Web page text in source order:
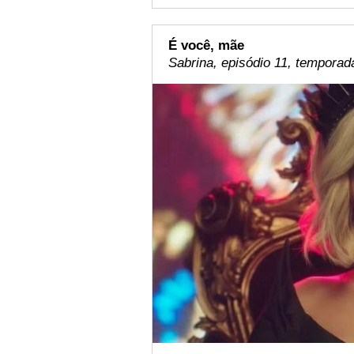
É você, mãe
Sabrina, episódio 11,